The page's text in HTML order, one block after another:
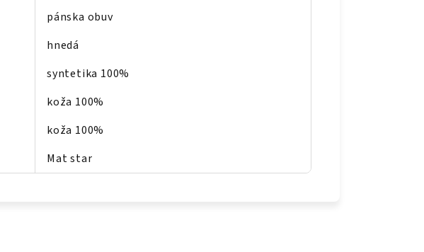
pánska obuv
hnedá
syntetika 100%
koža 100%
koža 100%
Mat star